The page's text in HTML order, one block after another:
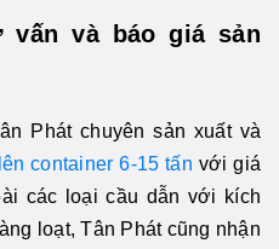
vấn và báo giá sản
Phát chuyên sản xuất và
container 6-15 tấn với giá
các loại cầu dẫn với kích
loạt, Tân Phát cũng nhận